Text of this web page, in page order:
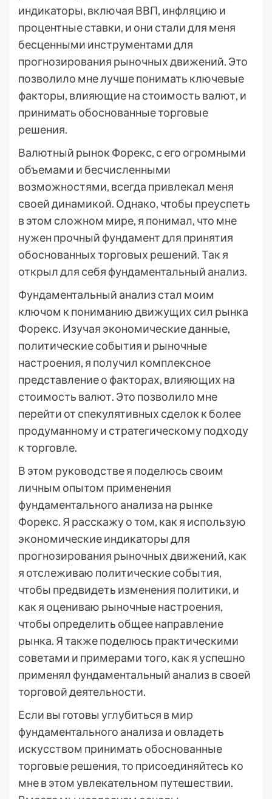
индикаторы, включая ВВП, инфляцию и
процентные ставки, и они стали для меня
бесценными инструментами для
прогнозирования рыночных движений. Это
позволило мне лучше понимать ключевые
факторы, влияющие на стоимость валют, и
принимать обоснованные торговые
решения.
Валютный рынок Форекс, с его огромными
объемами и бесчисленными
возможностями, всегда привлекал меня
своей динамикой. Однако, чтобы преуспеть
в этом сложном мире, я понимал, что мне
нужен прочный фундамент для принятия
обоснованных торговых решений. Так я
открыл для себя фундаментальный анализ.
Фундаментальный анализ стал моим
ключом к пониманию движущих сил рынка
Форекс. Изучая экономические данные,
политические события и рыночные
настроения, я получил комплексное
представление о факторах, влияющих на
стоимость валют. Это позволило мне
перейти от спекулятивных сделок к более
продуманному и стратегическому подходу
к торговле.
В этом руководстве я поделюсь своим
личным опытом применения
фундаментального анализа на рынке
Форекс. Я расскажу о том, как я использую
экономические индикаторы для
прогнозирования рыночных движений, как
я отслеживаю политические события,
чтобы предвидеть изменения политики, и
как я оцениваю рыночные настроения,
чтобы определить общее направление
рынка. Я также поделюсь практическими
советами и примерами того, как я успешно
применял фундаментальный анализ в своей
торговой деятельности.
Если вы готовы углубиться в мир
фундаментального анализа и овладеть
искусством принимать обоснованные
торговые решения, то присоединяйтесь ко
мне в этом увлекательном путешествии.